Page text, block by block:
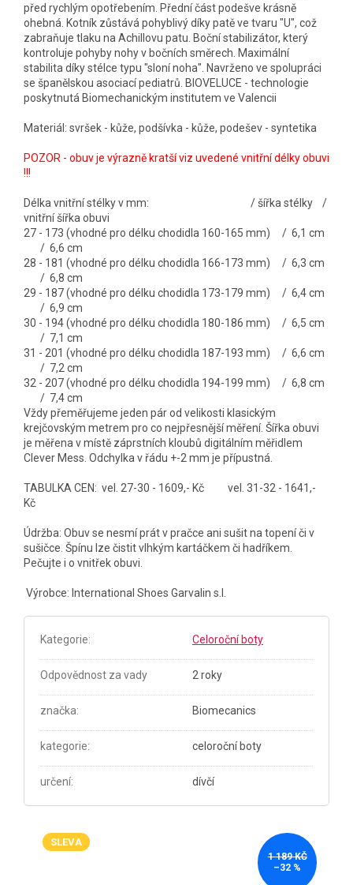
před rychlým opotřebením. Přední část podešve krásně
ohebná. Kotník zůstává pohyblivý díky patě ve tvaru "U", což
zabraňuje tlaku na Achillovu patu. Boční stabilizátor, který
kontroluje pohyby nohy v bočních směrech. Maximální
stabilita díky stélce typu "sloní noha". Navrženo ve spolupráci
se španělskou asociací pediatrů. BIOVELUCE - technologie
poskytnutá Biomechanickým institutem ve Valencii
Materiál: svršek - kůže, podšívka - kůže, podešev - syntetika
POZOR - obuv je výrazně kratší viz uvedené vnitřní délky obuvi
!!!
Délka vnitřní stélky v mm: / šířka stélky /
vnitřní šířka obuvi
27 - 173 (vhodné pro délku chodidla 160-165 mm) / 6,1 cm
/ 6,6 cm
28 - 181 (vhodné pro délku chodidla 166-173 mm) / 6,3 cm
/ 6,8 cm
29 - 187 (vhodné pro délku chodidla 173-179 mm) / 6,4 cm
/ 6,9 cm
30 - 194 (vhodné pro délku chodidla 180-186 mm) / 6,5 cm
/ 7,1 cm
31 - 201 (vhodné pro délku chodidla 187-193 mm) / 6,6 cm
/ 7,2 cm
32 - 207 (vhodné pro délku chodidla 194-199 mm) / 6,8 cm
/ 7,4 cm
Vždy přeměřujeme jeden pár od velikosti klasickým
krejčovským metrem pro co nejpřesnější měření. Šířka obuvi
je měřena v místě záprstních kloubů digitálním měřidlem
Clever Mess. Odchylka v řádu +-2 mm je přípustná.
TABULKA CEN: vel. 27-30 - 1609,- Kč vel. 31-32 - 1641,-
Kč
Údržba: Obuv se nesmí prát v pračce ani sušit na topení či v
sušičce. Špínu lze čistit vlhkým kartáčkem či hadříkem.
Pečujte i o vnitřek obuvi.
Výrobce: International Shoes Garvalin s.l.
Kategorie: Celoroční boty
Odpovědnost za vady 2 roky
značka: Biomecanics
kategorie: celoroční boty
určení: dívčí
SLEVA
1 189 KČ
–32 %